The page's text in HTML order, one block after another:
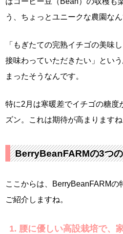
う、ちょっとユニークな農園なん
「もぎたての完熟イチゴの美味
接味わっていただきたい」とい
まったそうなんです。
特に2月は寒暖差でイチゴの糖度
ズン。これは期待が高まりますね
BerryBeanFARMの3つ
ここからは、BerryBeanFARMの
ご紹介しますね。
1. 腰に優しい高設栽培で、